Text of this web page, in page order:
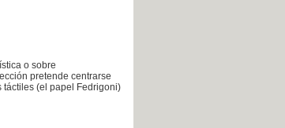
o sobre
pretende centrarse
táctiles (el papel Fedrigoni)